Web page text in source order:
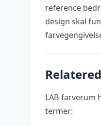
reference
design skal
LAB-farverum
termer: